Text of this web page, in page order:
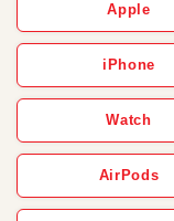
Apple
iPhone
Watch
AirPods